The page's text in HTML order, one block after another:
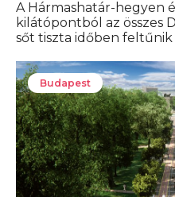
A Hármashatár-hegyen
kilátópontból az összes
sőt tiszta időben feltűnik
Budapest